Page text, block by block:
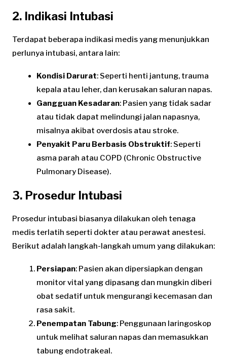
2. Indikasi Intubasi
Terdapat beberapa indikasi medis yang menunjukkan
perlunya intubasi, antara lain:
Kondisi Darurat: Seperti henti jantung, trauma
kepala atau leher, dan kerusakan saluran napas.
Gangguan Kesadaran: Pasien yang tidak sadar
atau tidak dapat melindungi jalan napasnya,
misalnya akibat overdosis atau stroke.
Penyakit Paru Berbasis Obstruktif: Seperti
asma parah atau COPD (Chronic Obstructive
Pulmonary Disease).
3. Prosedur Intubasi
Prosedur intubasi biasanya dilakukan oleh tenaga
medis terlatih seperti dokter atau perawat anestesi.
Berikut adalah langkah-langkah umum yang dilakukan:
Persiapan: Pasien akan dipersiapkan dengan
monitor vital yang dipasang dan mungkin diberi
obat sedatif untuk mengurangi kecemasan dan
rasa sakit.
Penempatan Tabung: Penggunaan laringoskop
untuk melihat saluran napas dan memasukkan
tabung endotrakeal.